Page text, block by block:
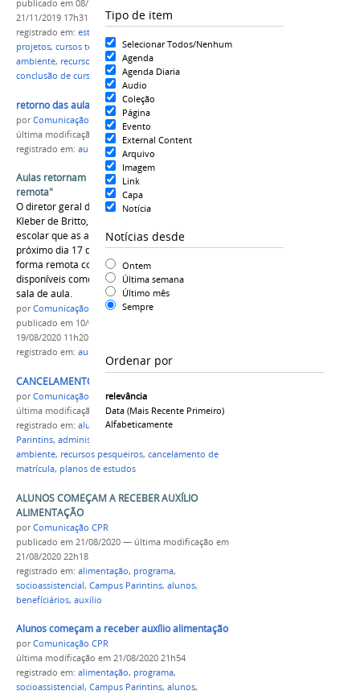
Tipo de item
Selecionar Todos/Nenhum
Agenda
Agenda Diaria
Audio
Coleção
Página
Evento
External Content
Arquivo
Imagem
Link
Capa
Notícia
Notícias desde
Ontem
Última semana
Último mês
Sempre
Ordenar por
relevância
Data (mais Recente Primeiro)
Alfabeticamente
publicado em 08/11/2019—última modificação
21/11/2019 17h31
registrado em: estágio
projetos, cursos técnicos ,agropecuária,meio
ambiente, recursos pesqueiros,edital para estágios
conclusão de curso
retorno das aulas .jpg
porComunicação CPR
última modificação
em 18/08/2020 22h28
registrado em: aulas remotas alunos
Aulas retornam no dia 17 de agosto de "forma
remota"
O diretor geral do IFAM Campus Parintins, prof.
Kleber de Britto, comunica a toda comunidade
escolar que as atividades de ensino retornam no
próximo dia 17 de agosto. As aulas serão de
forma remota com a utilização do recursos
disponíveis como o SIGAA, whatsApps e google
sala de aula.
porComunicação CPR
publicado em 10/08/2020
19/08/2020 11h20
registrado em: aulas
CANCELAMENTO compactado.jpg
porComunicação CPR
última modificação
em 12/02/2020 16h35
registrado em: alunos,cursos técnicos
Parintins, administração
ambiente, recursos pesqueiros, cancelamento de
matrícula, planos de estudos
ALUNOS COMEÇAM A RECEBER AUXÍLIO
ALIMENTAÇÃO
porComunicação CPR
publicado em 21/08/2020 — última modificação em
21/08/2020 22h18
registrado em: alimentação, programa,
socioassistencial, Campus Parintins, alunos,
benefíciários, auxílio
Alunos começam a receber auxílio alimentação
porComunicação CPR
última modificação em 21/08/2020 21h54
registrado em: alimentação, programa,
socioassistencial, Campus Parintins, alunos,